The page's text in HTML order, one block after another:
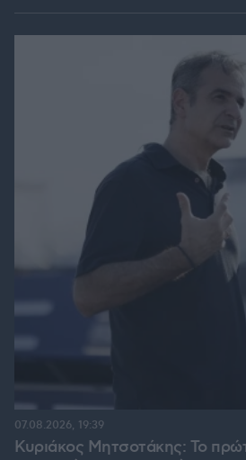
Κυριάκος Μητσοτάκης: Το
07.08.2026, 19:39